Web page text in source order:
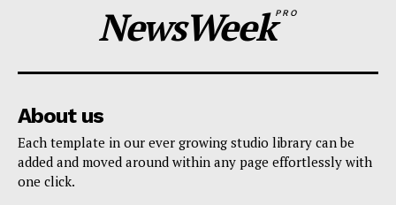
NewsWeekPRO
About us
Each template in our ever growing studio library can be
added and moved around within any page effortlessly with
one click.